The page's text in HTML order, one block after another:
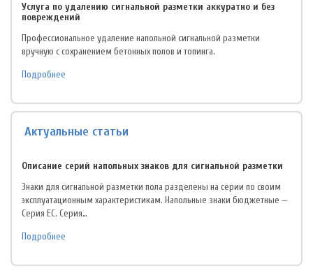
Услуга по удалению сигнальной разметки аккуратно и без
повреждений
Профессиональное удаление напольной сигнальной разметки
вручную с сохранением бетонных полов и топинга.
Подробнее
Актуальные статьи
Описание серий напольных знаков для сигнальной разметки
Знаки для сигнальной разметки пола разделены на серии по своим
эксплуатационным характеристикам. Напольные знаки бюджетные —
Серия EC. Серия…
Подробнее